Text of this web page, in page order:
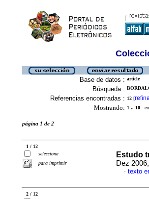
Base de datos : article
Búsqueda :
Referencias encontradas : 12 [
Mostrando: 1 .. 10 en
página 1 de 2
1 / 12
selecciona
para imprimir
Estudo
Dez
· texto
2 / 12